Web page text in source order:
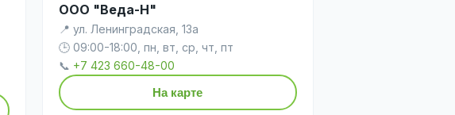
ООО "Веда-Н"
📍 ул. Ленинградская, 13а
🕒 09:00-18:00, пн, вт, ср, чт, пт
📞 +7 423 660-48-00
На карте